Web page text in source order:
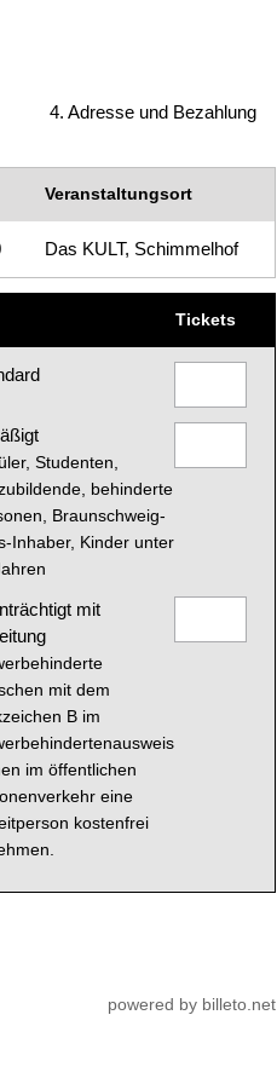
4. Adresse und Bezahlung
Veranstaltungsort
Das KULT, Schimmelhof
Tickets
Studenten,
behinderte
Braunschweig-
Inhaber, Kinder unter
mit
mit dem
B im
im öffentlichen
eine
kostenfrei
powered by billeto.net